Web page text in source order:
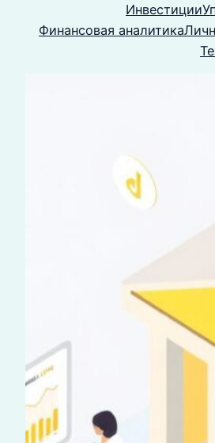
Инвестиции
Финансовая аналитика